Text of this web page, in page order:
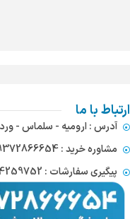
ارتباط با ما
آدرس : ارومیه - سلماس -
مشاوره خرید : 09372866654
پیگیری سفارشات : 09904259752